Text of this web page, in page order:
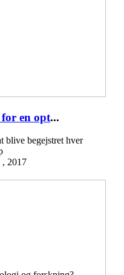
for en opt...
blive begejstret hver
, 2017